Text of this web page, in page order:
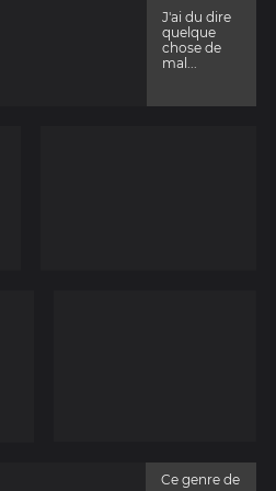
J'ai du dire
quelque
chose de
mal...
Ce genre de